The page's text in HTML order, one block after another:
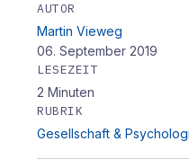
AUTOR
Martin Vieweg
06. September 2019
LESEZEIT
2 Minuten
RUBRIK
Gesellschaft &